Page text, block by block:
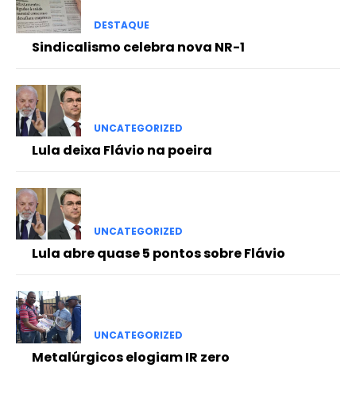
DESTAQUE
Sindicalismo celebra nova NR-1
UNCATEGORIZED
Lula deixa Flávio na poeira
UNCATEGORIZED
Lula abre quase 5 pontos sobre Flávio
UNCATEGORIZED
Metalúrgicos elogiam IR zero